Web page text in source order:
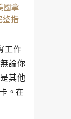
國拿
整指
工作
論你
其他
。在